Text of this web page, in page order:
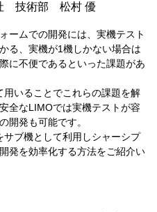
技術部 松村 優
ームでの開発には、実機テスト
る、実機が1機しかない場合は
に不便であるといった課題があ
用いることでこれらの課題を解
全なLIMOでは実機テストが容
開発も可能です。
サブ機として利用しシャーシプ
発を効率化する方法をご紹介い